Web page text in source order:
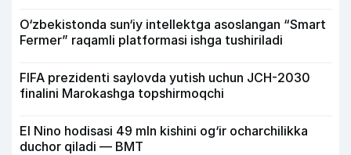
O‘zbekistonda sun‘iy intellektga asoslangan “Smart
Fermer” raqamli platformasi ishga tushiriladi
FIFA prezidenti saylovda yutish uchun JCH-2030
finalini Marokashga topshirmoqchi
El Nino hodisasi 49 mln kishini og‘ir ocharchilikka
duchor qiladi — BMT